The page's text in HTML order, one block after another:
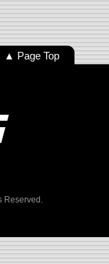
▲ Page Top
Reserved.